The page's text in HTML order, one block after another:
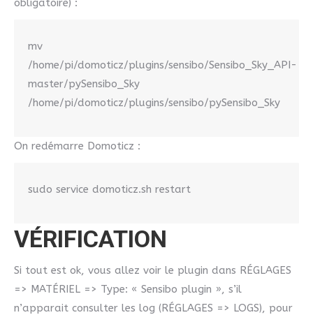
obligatoire) :
mv
/home/pi/domoticz/plugins/sensibo/Sensibo_Sky_API-
master/pySensibo_Sky
/home/pi/domoticz/plugins/sensibo/pySensibo_Sky
On redémarre Domoticz :
sudo service domoticz.sh restart
VÉRIFICATION
Si tout est ok, vous allez voir le plugin dans RÉGLAGES
=> MATÉRIEL => Type: « Sensibo plugin », s’il
n’apparait consulter les log (RÉGLAGES => LOGS), pour